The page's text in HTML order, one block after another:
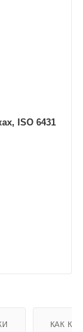
ISO 6431
КАК